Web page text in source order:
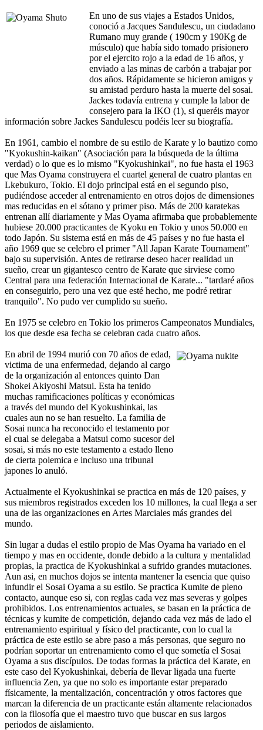
En uno de sus viajes a Estados Unidos,
conoció a Jacques Sandulescu, un ciudadano
Rumano muy grande ( 190cm y 190Kg de
músculo) que había sido tomado prisionero
por el ejercito rojo a la edad de 16 años, y
enviado a las minas de carbón a trabajar por
dos años. Rápidamente se hicieron amigos y
su amistad perduro hasta la muerte del sosai.
Jackes todavía entrena y cumple la labor de
consejero para la IKO (1), si queréis mayor
información sobre Jackes Sandulescu podéis leer su biografía.
En 1961, cambio el nombre de su estilo de Karate y lo bautizo como
"Kyokushin-kaikan" (Asociación para la búsqueda de la última
verdad) o lo que es lo mismo "Kyokushinkai", no fue hasta el 1963
que Mas Oyama construyera el cuartel general de cuatro plantas en
Lkebukuro, Tokio. El dojo principal está en el segundo piso,
pudiéndose acceder al entrenamiento en otros dojos de dimensiones
mas reducidas en el sótano y primer piso. Más de 200 karatekas
entrenan allí diariamente y Mas Oyama afirmaba que probablemente
hubiese 20.000 practicantes de Kyoku en Tokio y unos 50.000 en
todo Japón. Su sistema está en más de 45 países y no fue hasta el
año 1969 que se celebro el primer "All Japan Karate Tournament"
bajo su supervisión. Antes de retirarse deseo hacer realidad un
sueño, crear un gigantesco centro de Karate que sirviese como
Central para una federación Internacional de Karate... "tardaré años
en conseguirlo, pero una vez que esté hecho, me podré retirar
tranquilo". No pudo ver cumplido su sueño.
En 1975 se celebro en Tokio los primeros Campeonatos Mundiales,
los que desde esa fecha se celebran cada cuatro años.
En abril de 1994 murió con 70 años de edad,
victima de una enfermedad, dejando al cargo
de la organización al entonces quinto Dan
Shokei Akiyoshi Matsui. Esta ha tenido
muchas ramificaciones políticas y económicas
a través del mundo del Kyokushinkai, las
cuales aun no se han resuelto. La familia de
Sosai nunca ha reconocido el testamento por
el cual se delegaba a Matsui como sucesor del
sosai, si más no este testamento a estado lleno
de cierta polemica e incluso una tribunal
japones lo anuló.
Actualmente el Kyokushinkai se practica en más de 120 países, y
sus miembros registrados exceden los 10 millones, la cual llega a ser
una de las organizaciones en Artes Marciales más grandes del
mundo.
Sin lugar a dudas el estilo propio de Mas Oyama ha variado en el
tiempo y mas en occidente, donde debido a la cultura y mentalidad
propias, la practica de Kyokushinkai a sufrido grandes mutaciones.
Aun asi, en muchos dojos se intenta mantener la esencia que quiso
infundir el Sosai Oyama a su estilo. Se practica Kumite de pleno
contacto, aunque eso si, con reglas cada vez mas severas y golpes
prohibidos. Los entrenamientos actuales, se basan en la práctica de
técnicas y kumite de competición, dejando cada vez más de lado el
entrenamiento espiritual y físico del practicante, con lo cual la
práctica de este estilo se abre paso a más personas, que seguro no
podrían soportar un entrenamiento como el que sometía el Sosai
Oyama a sus discípulos. De todas formas la práctica del Karate, en
este caso del Kyokushinkai, debería de llevar ligada una fuerte
influencia Zen, ya que no solo es importante estar preparado
físicamente, la mentalización, concentración y otros factores que
marcan la diferencia de un practicante están altamente relacionados
con la filosofía que el maestro tuvo que buscar en sus largos
periodos de aislamiento.